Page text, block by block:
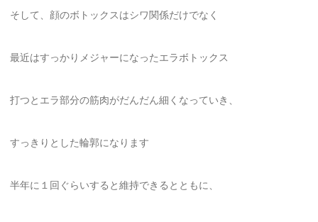
そして、顔のボトックスはシワ関係だけでなく
最近はすっかりメジャーになったエラボトックス
打つとエラ部分の筋肉がだんだん細くなっていき、
すっきりとした輪郭になります
半年に１回ぐらいすると維持できるとともに、